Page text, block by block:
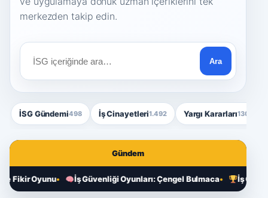
merkezden takip edin.
İçerik
ara
Ara
İSG Gündemi498 İş Cinayetleri1.492 Yargı Kararları130
Gündem
İş Güvenliği Oyunları: Çengel Bulmaca İş Güvenliği